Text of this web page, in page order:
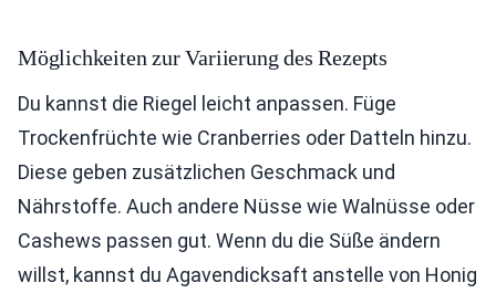
Möglichkeiten zur Variierung des Rezepts
Du kannst die Riegel leicht anpassen. Füge
Trockenfrüchte wie Cranberries oder Datteln hinzu.
Diese geben zusätzlichen Geschmack und
Nährstoffe. Auch andere Nüsse wie Walnüsse oder
Cashews passen gut. Wenn du die Süße ändern
willst, kannst du Agavendicksaft anstelle von Honig